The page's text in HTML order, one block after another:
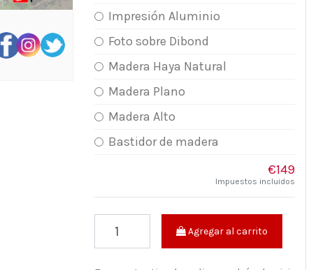
Impresión Aluminio
Foto sobre Dibond
Madera Haya Natural
Madera Plano
Madera Alto
Bastidor de madera
€149
Impuestos incluidos
Agregar al carrito